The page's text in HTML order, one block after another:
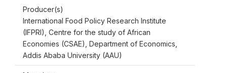
Producer(s)
International Food Policy Research Institute
(IFPRI), Centre for the study of African
Economies (CSAE), Department of Economics,
Addis Ababa University (AAU)